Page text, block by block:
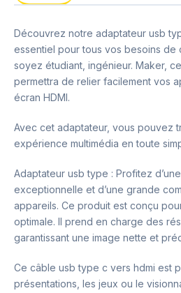
Découvrez notre adaptateur usb
essentiel pour tous vos besoins de
soyez étudiant, ingénieur. Maker,
permettra de relier facilement vos
écran HDMI.
Avec cet adaptateur, vous pouvez
expérience multimédia en toute
Adaptateur usb type : Profitez
exceptionnelle et d’une grande
appareils. Ce produit est conçu
optimale. Il prend en charge des
garantissant une image nette et
Ce câble usb type c vers hdmi est
présentations, les jeux ou le